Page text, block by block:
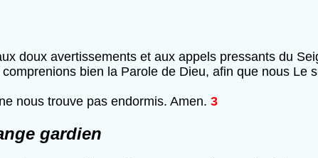
doux avertissements et aux appels pressants du
bien la Parole de Dieu, afin que nous Le
nous trouve pas endormis. Amen. 3
gardien